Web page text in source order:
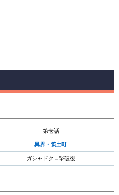
第壱話
異界・筑土町
ガシャドクロ撃破後